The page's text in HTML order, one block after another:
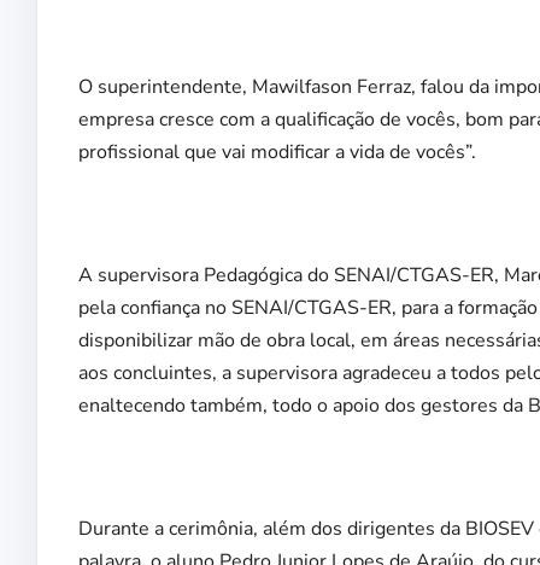
O superintendente, Mawilfason Ferraz, falou da
empresa cresce com a qualificação de vocês, bom
profissional que vai modificar a vida de vocês”.
A supervisora Pedagógica do SENAI/CTGAS-ER,
pela confiança no SENAI/CTGAS-ER, para a
disponibilizar mão de obra local, em áreas
aos concluintes, a supervisora agradeceu a todos
enaltecendo também, todo o apoio dos gestores da
Durante a cerimônia, além dos dirigentes da